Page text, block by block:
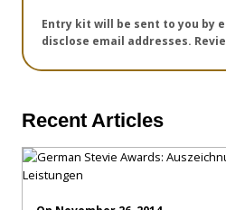
Entry kit will be sent to you by
disclose email addresses.
Recent Articles